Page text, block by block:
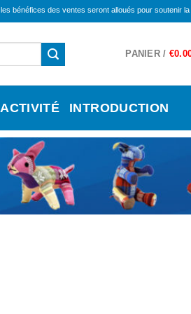
des ventes seront alloués pour soutenir la
PANIER / €
ACTIVITÉ INTRODUCTION